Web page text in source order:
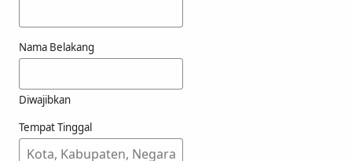
Nama Belakang
Diwajibkan
Tempat Tinggal